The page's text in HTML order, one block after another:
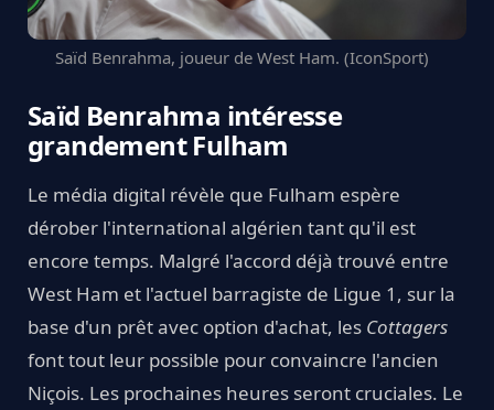
Saïd Benrahma, joueur de West Ham. (IconSport)
Saïd Benrahma intéresse
grandement Fulham
Le média digital révèle que Fulham espère
dérober l'international algérien tant qu'il est
encore temps. Malgré l'accord déjà trouvé entre
West Ham et l'actuel barragiste de Ligue 1, sur la
base d'un prêt avec option d'achat, les Cottagers
font tout leur possible pour convaincre l'ancien
Niçois. Les prochaines heures seront cruciales. Le